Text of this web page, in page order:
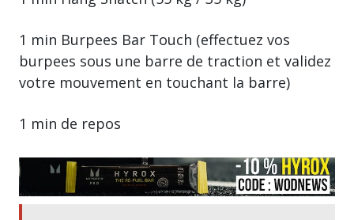
1 min Burpees Bar Touch (effectuez vos
burpees sous une barre de traction et validez
votre mouvement en touchant la barre)
1 min de repos